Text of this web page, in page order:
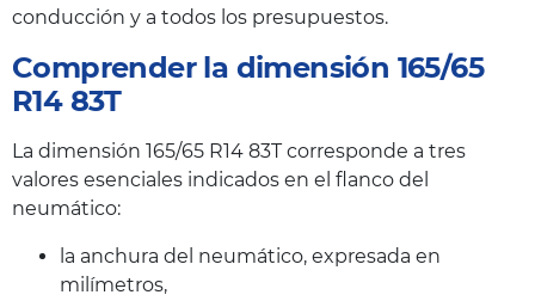
conducción y a todos los presupuestos.
Comprender la dimensión 165/65
R14 83T
La dimensión 165/65 R14 83T corresponde a tres
valores esenciales indicados en el flanco del
neumático:
la anchura del neumático, expresada en
milímetros,